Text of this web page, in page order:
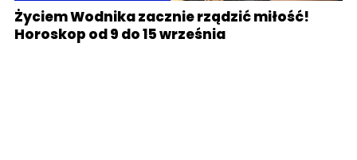
Życiem Wodnika zacznie rządzić miłość!
Horoskop od 9 do 15 września